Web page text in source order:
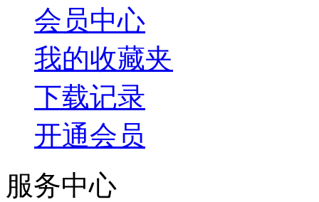
会员中心
我的收藏夹
下载记录
开通会员
服务中心